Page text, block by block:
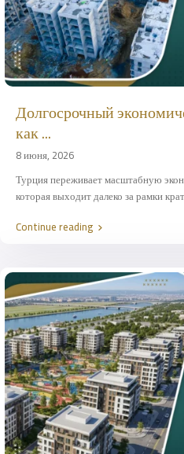
Долгосрочный
как ...
8 июня, 2026
Турция переживает масштабную
которая выходит далеко за рамки
Continue reading